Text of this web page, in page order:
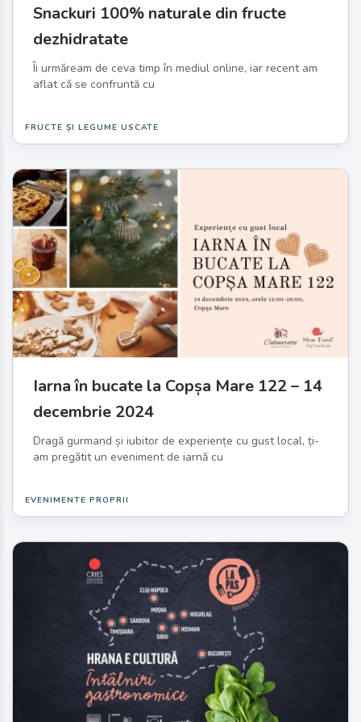
Snackuri 100% naturale din fructe
dezhidratate
Îi urmăream de ceva timp în mediul online, iar recent am
aflat că se confruntă cu
FRUCTE ȘI LEGUME USCATE
Iarna în bucate la Copșa Mare 122 – 14
decembrie 2024
Dragă gurmand și iubitor de experiențe cu gust local, ți-
am pregătit un eveniment de iarnă cu
EVENIMENTE PROPRII